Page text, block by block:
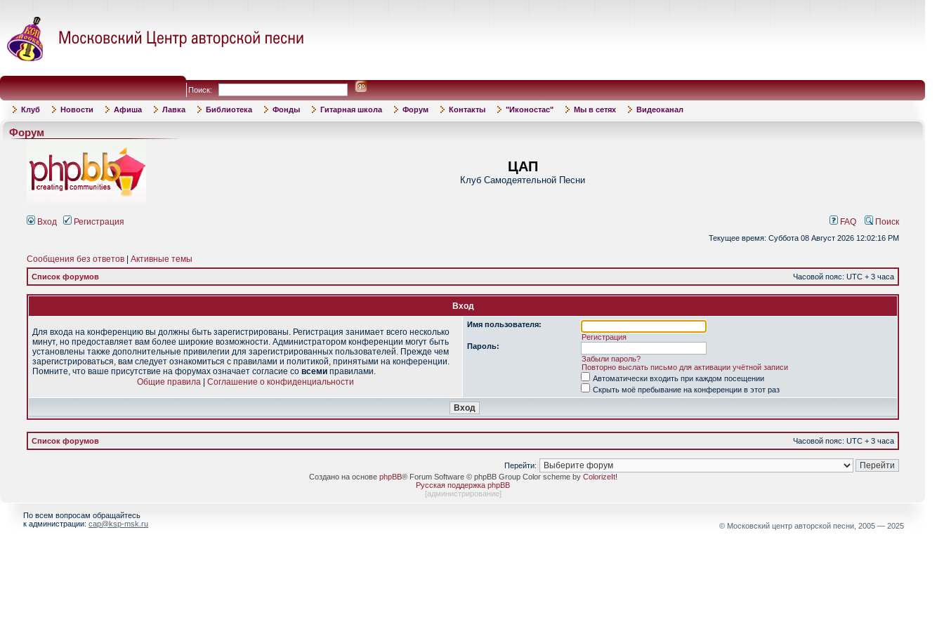
Поиск:
Клуб Новости Афиша Лавка Библиотека Фонды Гитарная школа Форум Контакты "Иконостас" Мы в сетях Видеоканал
Форум
ЦАП
Клуб Самодеятельной Песни
Вход Регистрация FAQ Поиск
Текущее время: Суббота 08 Август 2026 12:02:16 PM
Сообщения без ответов Активные темы
Список форумов Часовой пояс: UTC + 3 часа
Вход
Для входа на конференцию вы должны быть зарегистрированы. Регистрация занимает всего несколько
минут, но предоставляет вам более широкие возможности. Администратором конференции могут быть
установлены также дополнительные привилегии для зарегистрированных пользователей. Прежде чем
зарегистрироваться, вам следует ознакомиться с правилами и политикой, принятыми на конференции.
Помните, что ваше присутствие на форумах означает согласие со всеми правилами.
Общие правила
Соглашение о конфиденциальности
Имя пользователя:
Регистрация
Пароль:
Забыли пароль?
Повторно выслать письмо для активации учётной записи
Автоматически входить при каждом посещении
Скрыть моё пребывание на конференции в этот раз
Список форумов Часовой пояс: UTC + 3 часа
Перейти:
Создано на основе phpBB® Forum Software © phpBB Group Color scheme by ColorizeIt!
Русская поддержка phpBB
[администрирование]
По всем вопросам обращайтесь
к администрации: cap@ksp-msk.ru © Московский центр авторской песни, 2005 — 2025